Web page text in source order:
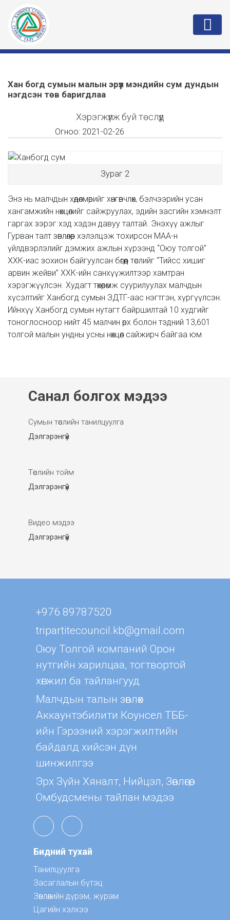
Хан богд сумын малын эрүүл мэндийн сум дундын
нэгдсэн төв баригдлаа
Хэрэгжүүлж буй төслүүд
Огноо: 2021-02-26
Зураг 2
Энэ нь малчдын хөдөлмөрийг хөнгөвчлөх, бэлчээрийн усан
хангамжийн нөхцөлийг сайжруулах, эдийн засгийн хэмнэлт
гаргах зэрэг хэд хэдэн давуу талтай. Энэхүү ажлыг
Гурван талт зөвлөлөөр хэлэлцэж тохирсон МАА-н
үйлдвэрлэлийг дэмжих ажлын хүрээнд “Оюу толгой”
ХХК-иас зохион байгуулсан бөгөөд төслийг “Тийсс хишиг
арвин жейви” ХХК-ийн санхүүжилтээр хамтран
хэрэгжүүлсэн. Худагт төхөөрөмж суурилуулах малчдын
хүсэлтийг Ханбогд сумын ЗДТГ-аас нэгтгэн, хүргүүлсэн.
Ийнхүү Ханбогд сумын нутагт байршилтай 10 худгийг
тоноглосноор нийт 45 малчин өрх болон тэдний 13,601
толгой малын ундны усны нөхцөл сайжирч байгаа юм
Санал болгох мэдээ
Сумын төслийн танилцуулга
Дэлгэрэнгүй
Төслийн тойм
Дэлгэрэнгүй
Видео мэдээ
Дэлгэрэнгүй
+976 89787520
tripartitecouncil.kb@gmail.com
Оюу Толгой компаний Орон
нутгийн харилцаа, тогтвортой
хөгжил ба тайлангууд
Малчдын талын зөвлөх
Aккаунтэбилити Коунсел ТББ-
ийн Гэрээний хэрэгжилтийн
байдалд хийсэн дүн
шинжилгээ
Эрх Зүйн Хяналт, Нийцэл, Зөвлөгөө,
Омбудсмены тайлан мэдээ
Бидний тухай
Танилцуулга
Засаглалын бүтэц
Зөвлөлийн дүрэм, журам
Цагийн хэлхээ